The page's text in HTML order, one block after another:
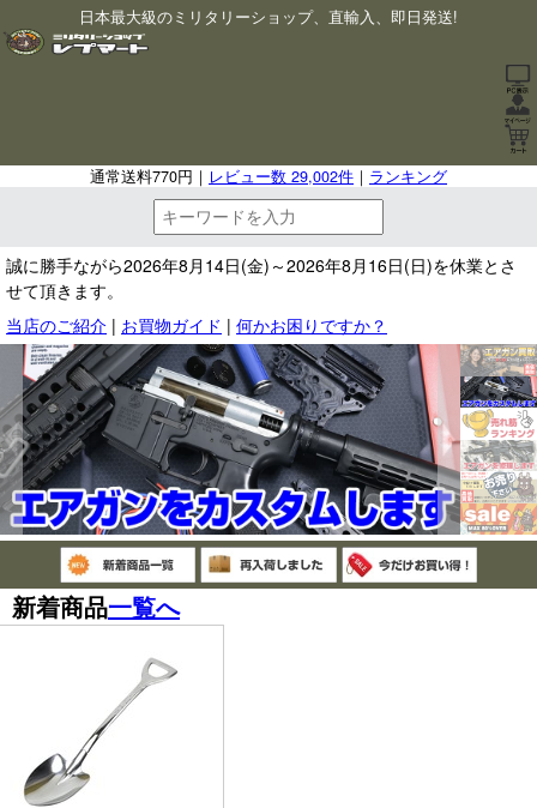
日本最大級のミリタリーショップ、直輸入、即日発送!
通常送料770円｜ レビュー数 29,002件 ｜ ランキング
誠に勝手ながら2026年8月14日(金)～2026年8月16日(日)を休業とさ
せて頂きます。
当店のご紹介 | お買物ガイド | 何かお困りですか？
新着商品一覧へ